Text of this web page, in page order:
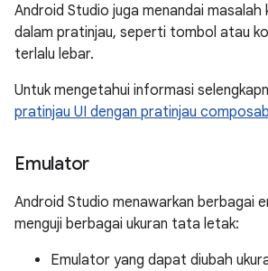
Android Studio juga menandai masalah
dalam pratinjau, seperti tombol atau
terlalu lebar.
Untuk mengetahui informasi
pratinjau UI dengan pratinjau
Emulator
Android Studio menawarkan berbagai
menguji berbagai ukuran tata letak:
Emulator yang dapat diubah